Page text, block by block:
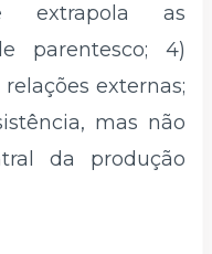
extrapola as
parentesco; 4)
externas;
mas não
da produção